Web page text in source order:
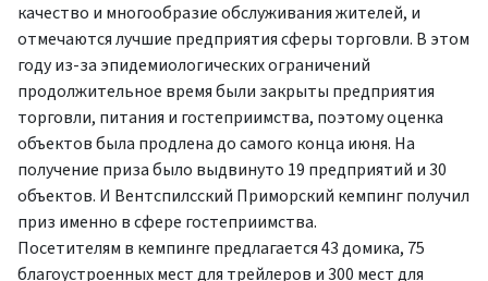
качество и многообразие обслуживания жителей, и
отмечаются лучшие предприятия сферы торговли. В этом
году из-за эпидемиологических ограничений
продолжительное время были закрыты предприятия
торговли, питания и гостеприимства, поэтому оценка
объектов была продлена до самого конца июня. На
получение приза было выдвинуто 19 предприятий и 30
объектов. И Вентспилсский Приморский кемпинг получил
приз именно в сфере гостеприимства.
Посетителям в кемпинге предлагается 43 домика, 75
благоустроенных мест для трейлеров и 300 мест для